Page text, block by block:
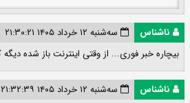
ناشناس
سه‌شنبه ۱۲ خرداد ۱۴۰۵ ۲۱:۳۰:۲۱
بیچاره خبر فوری... از وقتی اینترنت باز شده
ناشناس
سه‌شنبه ۱۲ خرداد ۱۴۰۵ ۲۱:۳۲:۳۹